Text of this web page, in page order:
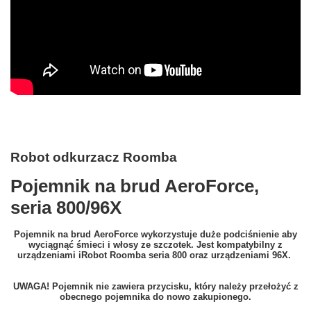
Robot odkurzacz Roomba
Pojemnik na brud AeroForce,
seria 800/96X
Pojemnik na brud AeroForce wykorzystuje duże podciśnienie aby
wyciągnąć śmieci i włosy ze szczotek. Jest kompatybilny z
urządzeniami iRobot Roomba seria 800 oraz urządzeniami 96X.
UWAGA! Pojemnik nie zawiera przycisku, który należy przełożyć z
obecnego pojemnika do nowo zakupionego.